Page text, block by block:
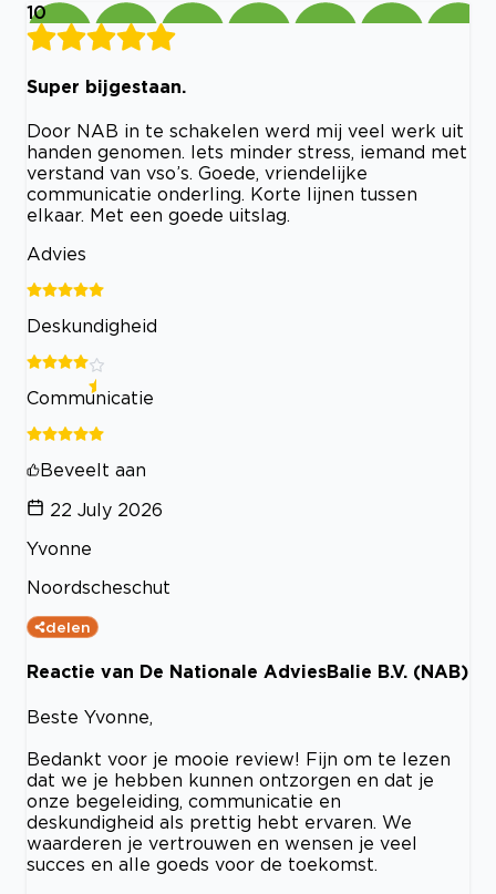
10
Super bijgestaan.
Door NAB in te schakelen werd mij veel werk uit
handen genomen. Iets minder stress, iemand met
verstand van vso’s. Goede, vriendelijke
communicatie onderling. Korte lijnen tussen
elkaar. Met een goede uitslag.
Advies
Deskundigheid
Communicatie
Beveelt aan
22 July 2026
Yvonne
Noordscheschut
delen
Reactie van De Nationale AdviesBalie B.V. (NAB)
Beste Yvonne,
Bedankt voor je mooie review! Fijn om te lezen
dat we je hebben kunnen ontzorgen en dat je
onze begeleiding, communicatie en
deskundigheid als prettig hebt ervaren. We
waarderen je vertrouwen en wensen je veel
succes en alle goeds voor de toekomst.